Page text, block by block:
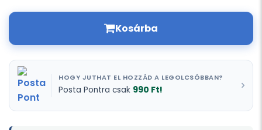
Kosárba
HOGY JUTHAT EL HOZZÁD A LEGOLCSÓBBAN?
Posta Pontra csak 990 Ft!